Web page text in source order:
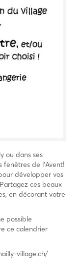
ou dans ses
de l’Avent!
développer vos
ces beaux
en décorant votre
possible
ce calendrier
village.ch/